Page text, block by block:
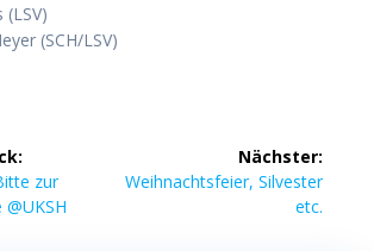
(SCH/LSV)
zur
Nächster:
Nächster
Weihnachtsfeier, Silvester
etc.